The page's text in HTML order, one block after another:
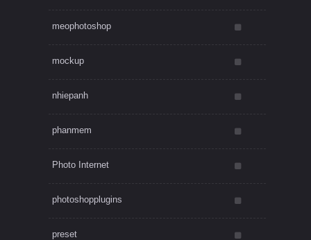
meophotoshop
mockup
nhiepanh
phanmem
Photo Internet
photoshopplugins
preset